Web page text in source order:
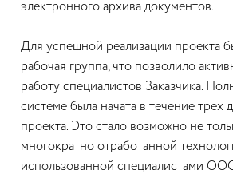
электронного архива документов.
Для успешной реализации проекта
рабочая группа, что позволило
работу специалистов Заказчика.
системе была начата в течение трех
проекта. Это стало возможно не
многократно отработанной
использованной специалистами